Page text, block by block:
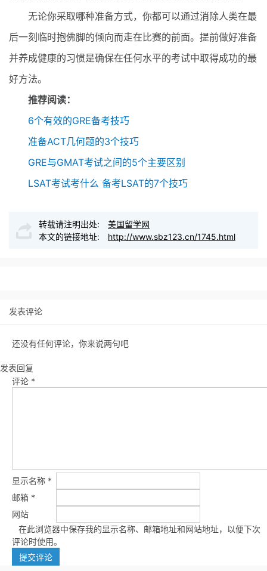
无论你采取哪种准备方式，你都可以通过消除人类在最
后一刻临时抱佛脚的倾向而走在比赛的前面。提前做好准备
并养成健康的习惯是确保在任何水平的考试中取得成功的最
好方法。
推荐阅读：
6个有效的GRE备考技巧
准备ACT几何题的3个技巧
GRE与GMAT考试之间的5个主要区别
LSAT考试考什么 备考LSAT的7个技巧
转载请注明出处:
美国留学网
本文的链接地址:
http://www.sbz123.cn/1745.html
发表评论
还没有任何评论，你来说两句吧
发表回复
评论 *
显示名称 *
邮箱 *
网站
在此浏览器中保存我的显示名称、邮箱地址和网站地址，以便下次
评论时使用。